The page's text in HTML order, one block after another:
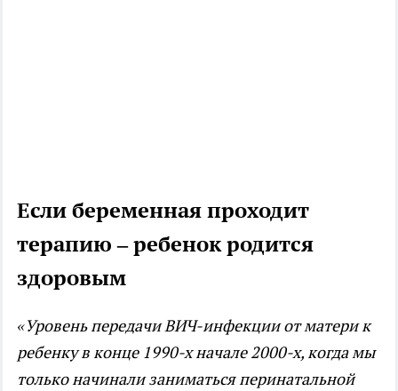
Если беременная проходит
терапию – ребенок родится
здоровым
«Уровень передачи ВИЧ-инфекции от матери к
ребенку в конце 1990-х начале 2000-х, когда мы
только начинали заниматься перинатальной